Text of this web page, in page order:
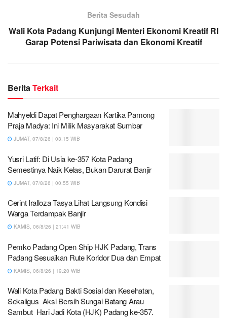
Berita Sesudah
Wali Kota Padang Kunjungi Menteri Ekonomi Kreatif RI
Garap Potensi Pariwisata dan Ekonomi Kreatif
BeritaTerkait
Mahyeldi Dapat Penghargaan Kartika Pamong
Praja Madya: Ini Milik Masyarakat Sumbar
JUMAT, 07/8/26 | 03:15 WIB
Yusri Latif: Di Usia ke-357 Kota Padang
Semestinya Naik Kelas, Bukan Darurat Banjir
JUMAT, 07/8/26 | 00:55 WIB
Cerint Iralloza Tasya Lihat Langsung Kondisi
Warga Terdampak Banjir
KAMIS, 06/8/26 | 21:41 WIB
Pemko Padang Open Ship HJK Padang, Trans
Padang Sesuaikan Rute Koridor Dua dan Empat
KAMIS, 06/8/26 | 19:20 WIB
Wali Kota Padang Bakti Sosial dan Kesehatan,
Sekaligus Aksi Bersih Sungai Batang Arau
Sambut Hari Jadi Kota (HJK) Padang ke-357.